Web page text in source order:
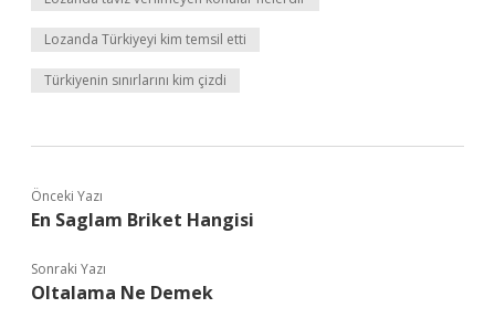
Lozanda Türkiyeyi kim temsil etti
Türkiyenin sınırlarını kim çizdi
Önceki Yazı
En Saglam Briket Hangisi
Sonraki Yazı
Oltalama Ne Demek